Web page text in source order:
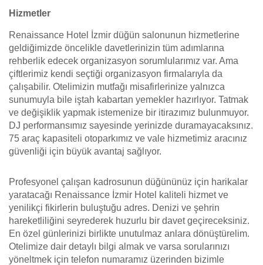
Hizmetler
Renaissance Hotel İzmir düğün salonunun hizmetlerine
geldiğimizde öncelikle davetlerinizin tüm adımlarına
rehberlik edecek organizasyon sorumlularımız var. Ama
çiftlerimiz kendi seçtiği organizasyon firmalarıyla da
çalışabilir. Otelimizin mutfağı misafirlerinize yalnızca
sunumuyla bile iştah kabartan yemekler hazırlıyor. Tatmak
ve değişiklik yapmak istemenize bir itirazımız bulunmuyor.
DJ performansımız sayesinde yerinizde duramayacaksınız.
75 araç kapasiteli otoparkımız ve vale hizmetimiz aracınız
güvenliği için büyük avantaj sağlıyor.
Profesyonel çalışan kadrosunun düğününüz için harikalar
yaratacağı Renaissance İzmir Hotel kaliteli hizmet ve
yenilikçi fikirlerin buluştuğu adres. Denizi ve şehrin
hareketliliğini seyrederek huzurlu bir davet geçireceksiniz.
En özel günlerinizi birlikte unutulmaz anlara dönüştürelim.
Otelimize dair detaylı bilgi almak ve varsa sorularınızı
yöneltmek için telefon numaramız üzerinden bizimle